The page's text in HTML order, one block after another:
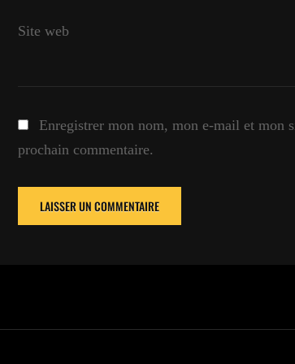
Site web
Enregistrer mon nom, mon e-mail et mon
prochain commentaire.